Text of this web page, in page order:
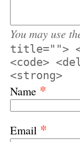
You may use
title="">
<code>
<strong>
Name *
Email *